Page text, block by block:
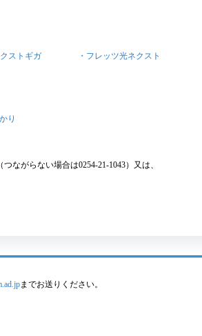
ストギガ
・フレッツ光ネクスト
り
つながらない場合は0254-21-1043）又は、
までお送りください。